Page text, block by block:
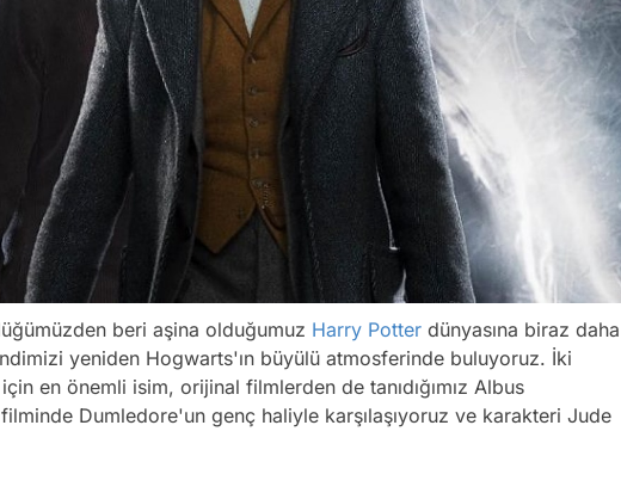
beri aşina olduğumuz Harry Potter dünyasına biraz daha
yeniden Hogwarts'ın büyülü atmosferinde buluyoruz. İki
en önemli isim, orijinal filmlerden de tanıdığımız Albus
Dumledore'un genç haliyle karşılaşıyoruz ve karakteri Jude